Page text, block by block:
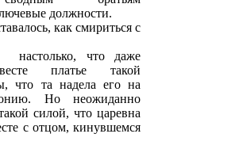
должности.
как смириться с
настолько, что даже
платье такой
что та надела его на
Но неожиданно
силой, что царевна
с отцом, кинувшемся